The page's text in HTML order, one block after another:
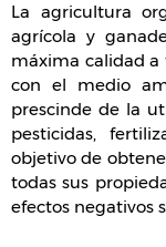
La agricultura
agrícola y
máxima calidad a
con el medio
prescinde de la
pesticidas,
objetivo de
todas sus
efectos negativos